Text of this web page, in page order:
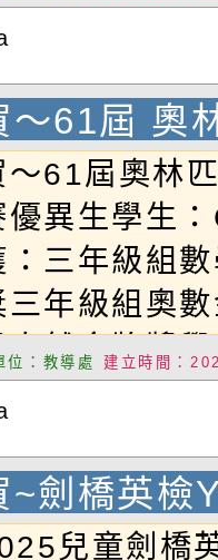
～61屆 奧
賽 表現優
～61屆奧林
優異生學生
：三年級組
三年級組奧
自然金牌獎
榮獲：
：三年級組
：
位：教導處 建立時間：
~劍橋英檢
認證 表現
兒童劍橋